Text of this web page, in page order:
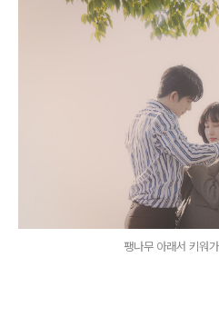
팽나무 아래서 키워